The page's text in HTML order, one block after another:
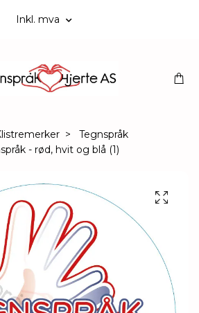
Inkl. mva
Tegnspråk
- rød, hvit og blå (1)